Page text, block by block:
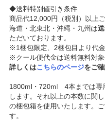
◆送料特別値引き条件
商品代12,000円（税別）以上
海道・北東北・沖縄・九州は
ただいております。
※1梱包限定、2梱包目より代金
※クール便代金は送料無料対象
詳しくはこちらのページをご確
1800ml・720ml 4本までは専
します。それ以上の本数に関
の梱包箱を使用いたします。
す。